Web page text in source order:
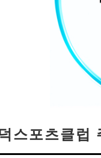
스포츠클럽